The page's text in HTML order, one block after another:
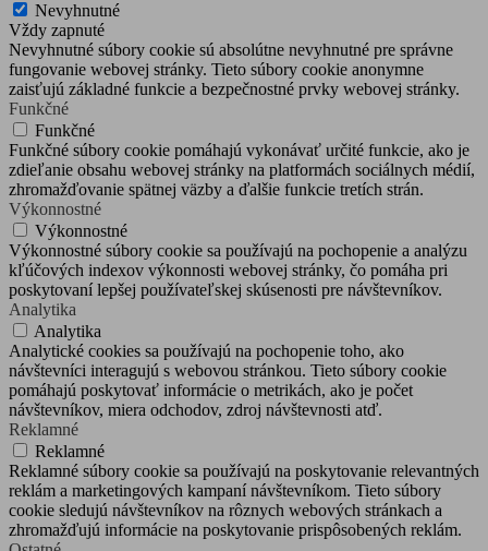
Nevyhnutné
Vždy zapnuté
Nevyhnutné súbory cookie sú absolútne nevyhnutné pre správne
fungovanie webovej stránky. Tieto súbory cookie anonymne
zaisťujú základné funkcie a bezpečnostné prvky webovej stránky.
Funkčné
Funkčné
Funkčné súbory cookie pomáhajú vykonávať určité funkcie, ako je
zdieľanie obsahu webovej stránky na platformách sociálnych médií,
zhromažďovanie spätnej väzby a ďalšie funkcie tretích strán.
Výkonnostné
Výkonnostné
Výkonnostné súbory cookie sa používajú na pochopenie a analýzu
kľúčových indexov výkonnosti webovej stránky, čo pomáha pri
poskytovaní lepšej používateľskej skúsenosti pre návštevníkov.
Analytika
Analytika
Analytické cookies sa používajú na pochopenie toho, ako
návštevníci interagujú s webovou stránkou. Tieto súbory cookie
pomáhajú poskytovať informácie o metrikách, ako je počet
návštevníkov, miera odchodov, zdroj návštevnosti atď.
Reklamné
Reklamné
Reklamné súbory cookie sa používajú na poskytovanie relevantných
reklám a marketingových kampaní návštevníkom. Tieto súbory
cookie sledujú návštevníkov na rôznych webových stránkach a
zhromažďujú informácie na poskytovanie prispôsobených reklám.